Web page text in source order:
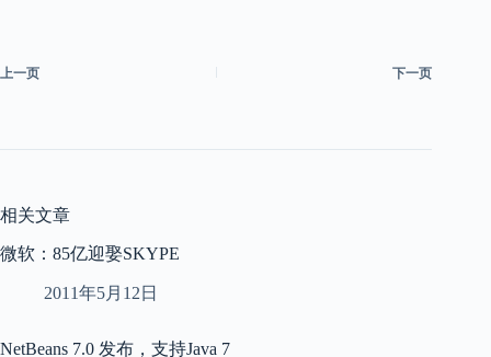
上一页 下一页
相关文章
微软：85亿迎娶SKYPE
2011年5月12日
NetBeans 7.0 发布，支持Java 7